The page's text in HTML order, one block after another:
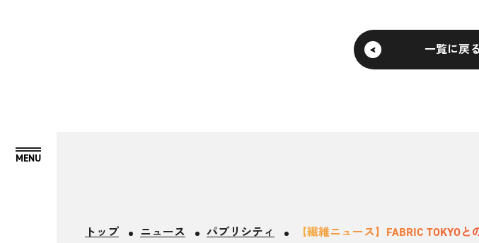
一覧に戻る
トップ ニュース パブリシティ 【繊維ニュース】FABRIC TOKYO